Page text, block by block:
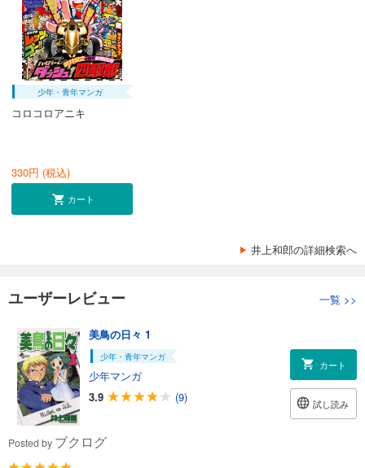
少年・青年マンガ
コロコロアニキ
330円 (税込)
カート
井上和郎の詳細検索へ
ユーザーレビュー 一覧 >>
美鳥の日々 1
少年・青年マンガ
少年マンガ
3.9
(9)
カート
試し読み
Posted by ブクログ